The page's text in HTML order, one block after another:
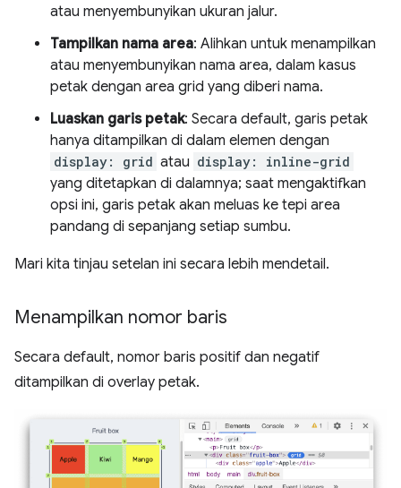
atau menyembunyikan ukuran jalur.
Tampilkan nama area: Alihkan untuk menampilkan
atau menyembunyikan nama area, dalam kasus
petak dengan area grid yang diberi nama.
Luaskan garis petak: Secara default, garis petak
hanya ditampilkan di dalam elemen dengan
display: grid atau display: inline-grid
yang ditetapkan di dalamnya; saat mengaktifkan
opsi ini, garis petak akan meluas ke tepi area
pandang di sepanjang setiap sumbu.
Mari kita tinjau setelan ini secara lebih mendetail.
Menampilkan nomor baris
Secara default, nomor baris positif dan negatif
ditampilkan di overlay petak.